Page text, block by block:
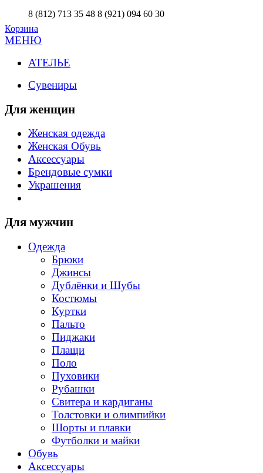
8 (812) 713 35 48 8 (921) 094 60 30
Корзина
МЕНЮ
АТЕЛЬЕ
Сувениры
Для женщин
Женская одежда
Женская Обувь
Аксессуары
Брендовые сумки
Украшения
Для мужчин
Одежда
Брюки
Джинсы
Дублёнки и Шубы
Костюмы
Куртки
Пальто
Пиджаки
Плащи
Поло
Пуховики
Рубашки
Свитера и кардиганы
Толстовки и олимпийки
Шорты и плавки
Футболки и майки
Обувь
Аксессуары